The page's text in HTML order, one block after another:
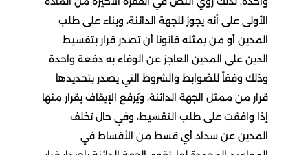
الأولى على أنه يجوز للجهة الدائنة، وبناء على طلب
المدين أو من يمثله قانونا أن تصدر قرار بتقسيط
الدين على المدين العاجز عن الوفاء به دفعة واحدة
وذلك وفقاً للضوابط والشروط التي يصدر بتحديدها
قرار من ممثل الجهة الدائنة، ويُرفع الإيقاف بقرار منها
إذا وافقت على طلب التقسيط، وفي حال تخلف
المدين عن سداد أي قسط من الأقساط في